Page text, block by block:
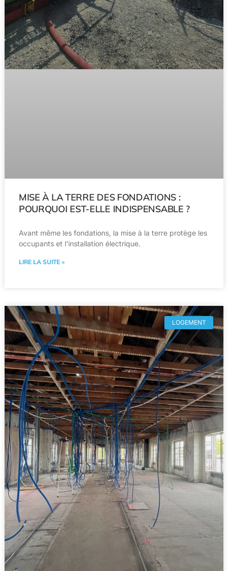
MISE À LA TERRE DES FONDATIONS :
POURQUOI EST-ELLE INDISPENSABLE ?
Avant même les fondations, la mise à la terre protège les
occupants et l’installation électrique.
LIRE LA SUITE »
LOGEMENT